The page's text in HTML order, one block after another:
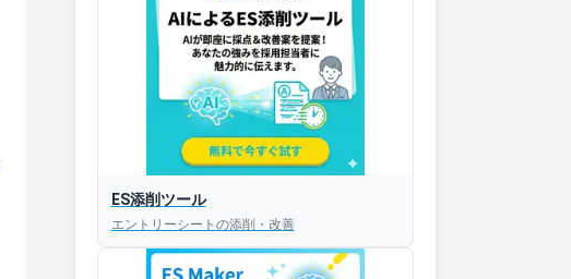
ES添削ツール
エントリーシートの添削・改善